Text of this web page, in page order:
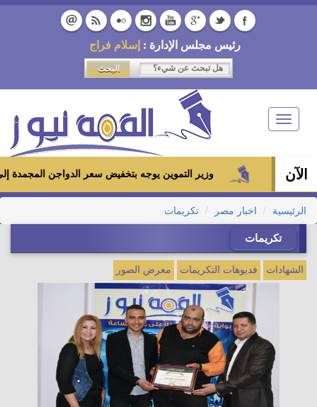
رئيس مجلس الإدارة : إسلام فراج
Toggle
navigation
الآن وزير التموين يوجه بتخفيض سعر الدواجن المجمدة إلى 100 جنيه للكيلو بالمجمعات الاستهلاكية ومعارض «أهلاً رمضان»
الرئيسية اخبار مصر تكريمات
تكريمات
الشهادات فديوهات التكريمات معرض الصور